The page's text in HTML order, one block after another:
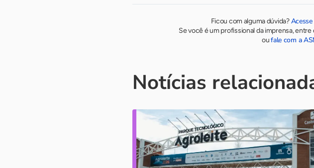
Ficou com alguma dúvida?
Se você é um profissional da imprensa,
oufale com a
Notícias